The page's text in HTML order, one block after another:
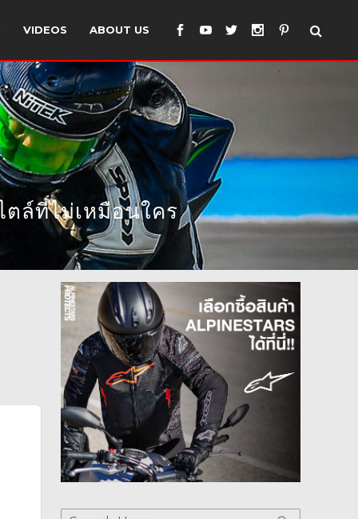
VIDEOS ABOUT US
ล์ที่ไม่เหมือนใคร